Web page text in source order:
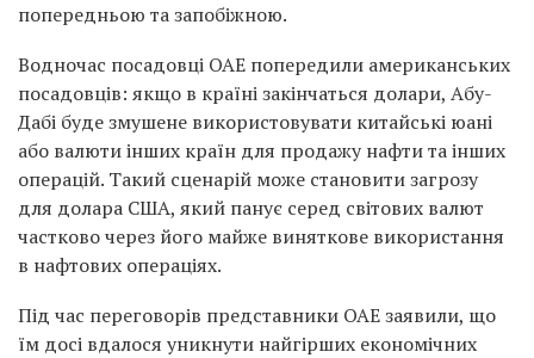
попередньою та запобіжною.
Водночас посадовці ОАЕ попередили американських
посадовців: якщо в країні закінчаться долари, Абу-
Дабі буде змушене використовувати китайські юані
або валюти інших країн для продажу нафти та інших
операцій. Такий сценарій може становити загрозу
для долара США, який панує серед світових валют
частково через його майже виняткове використання
в нафтових операціях.
Під час переговорів представники ОАЕ заявили, що
їм досі вдалося уникнути найгірших економічних